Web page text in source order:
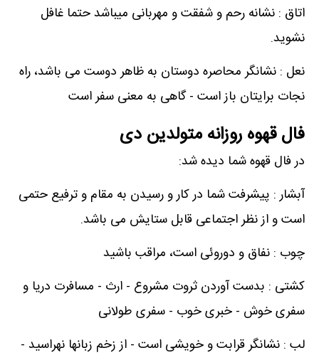
اتاق : نشانه رحم و شفقت و مهربانی میباشد حتما غافل
نشوید.
نعل : نشانگر محاصره دوستان به ظاهر دوست می باشد، راه
نجات برایتان باز است - گاهی به معنی سفر است
فال قهوه روزانه متولدین دی
در فال قهوه شما دیده شد:
آبشار : پیشرفت شما در کار و رسیدن به مقام و ترفیع حتمی
است و از نظر اجتماعی قابل ستایش می باشد.
چوب : نفاق و دوروئی است، مراقب باشید
کشتی : بدست آوردن ثروت مشروع - ارث - مسافرت دریا و
سفری خوش - خبری خوب - سفری طولانی
لب : نشانگر قرابت و خویشی است - از زخم زبانها نهراسید -